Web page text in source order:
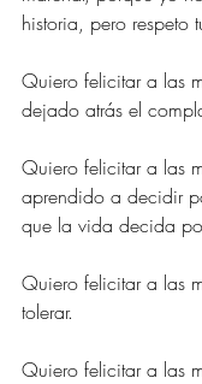
historia, pero respeto
Quiero felicitar a las
dejado atrás el
Quiero felicitar a las
aprendido a decidir
que la vida decida
Quiero felicitar a las
tolerar.
Quiero felicitar a las